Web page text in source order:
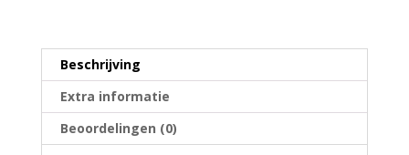
Beschrijving
Extra informatie
Beoordelingen (0)